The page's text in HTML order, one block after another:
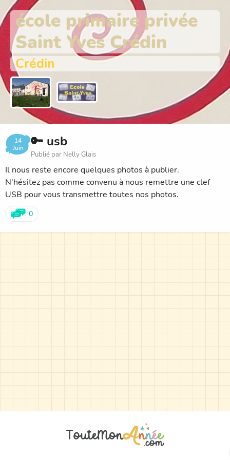
école primaire privée
Saint Yves Crédin
Crédin
14
Juin
🔑 usb
Publié par Nelly Glais
Il nous reste encore quelques photos à publier.
N'hésitez pas comme convenu à nous remettre une clef
USB pour vous transmettre toutes nos photos.
0